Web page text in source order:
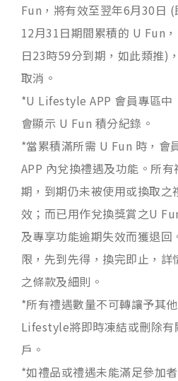
Fun，將有效至翌年6月30日
12月31日期間累積的 U Fun
日23時59分到期，如此類推)
取消。
*U Lifestyle APP 會員專區中
會顯示 U Fun 積分紀錄。
*當累積滿所需 U Fun 時，
APP 內兌換禮遇及功能。所
期，到期仍未被使用或換取之
效；而已用作兌換獎賞之U
及專享功能逾期失效而獲退回
限，先到先得，換完即止，詳
之條款及細則。
*所有禮遇數量不可轉讓予其
Lifestyle將即時凍結或刪除有
戶。
*如禮品或禮遇未能滿足參加